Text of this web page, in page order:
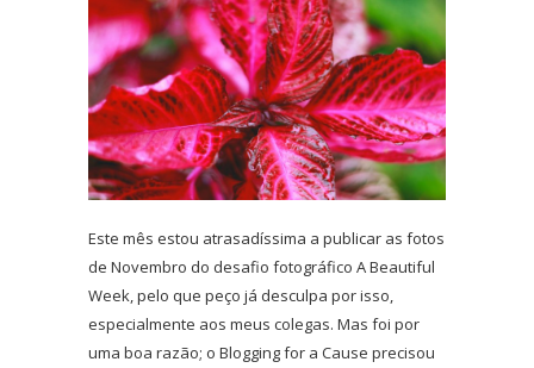
Este mês estou atrasadíssima a publicar as fotos
de Novembro do desafio fotográfico A Beautiful
Week, pelo que peço já desculpa por isso,
especialmente aos meus colegas. Mas foi por
uma boa razão; o Blogging for a Cause precisou